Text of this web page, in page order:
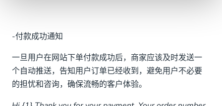
-付款成功通知
一旦用户在网站下单付款成功后，商家应该及时发送一
个自动推送，告知用户订单已经收到，避免用户不必要
的担忧和咨询，确保流畅的客户体验。